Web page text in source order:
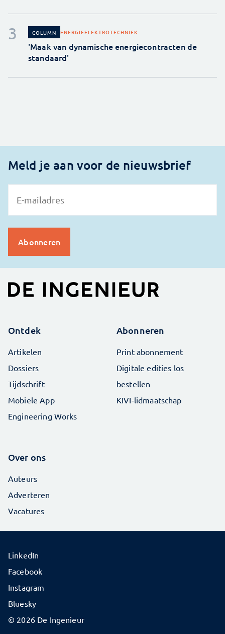
COLUMN ENERGIEELEKTROTECHNIEK
'Maak van dynamische energiecontracten de
standaard'
Meld je aan voor de nieuwsbrief
Ontdek
Artikelen
Dossiers
Tijdschrift
Mobiele App
Engineering Works
Abonneren
Print abonnement
Digitale edities los
bestellen
KIVI-lidmaatschap
Over ons
Auteurs
Adverteren
Vacatures
© 2026 De Ingenieur
LinkedIn
Facebook
Instagram
Bluesky